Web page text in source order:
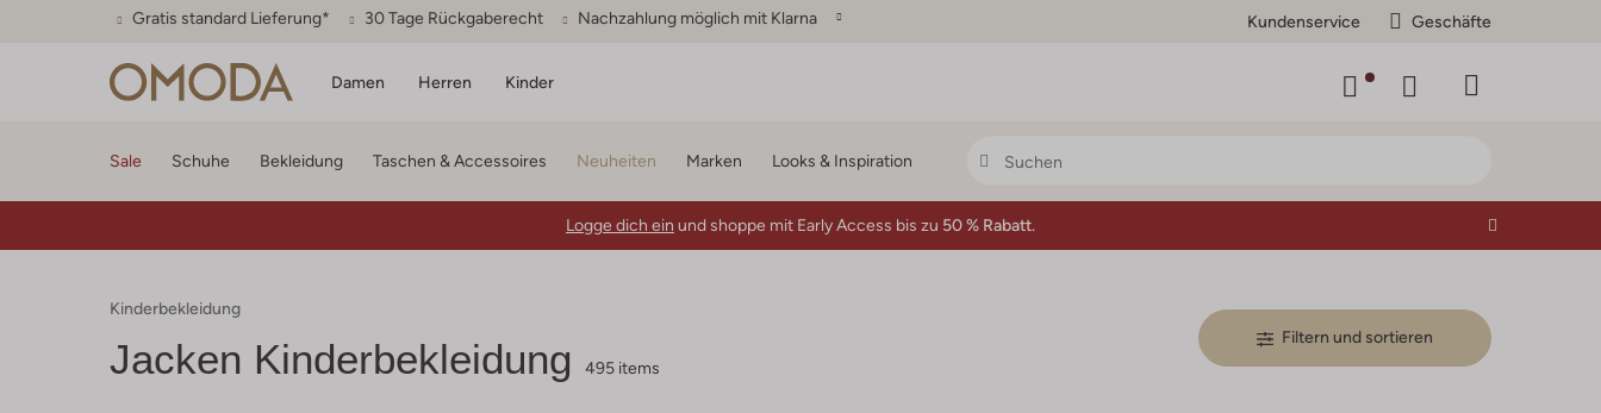
Gratis standard Lieferung* 30 Tage Rückgaberecht Nachzahlung möglich mit Klarna Kundenservice Geschäfte
Damen Herren Kinder
Sale Schuhe Bekleidung Taschen & Accessoires Neuheiten Marken Looks & Inspiration
Logge dich ein und shoppe mit Early Access bis zu 50 % Rabatt.
Kinderbekleidung
Jacken Kinderbekleidung 495 items
Filtern und sortieren